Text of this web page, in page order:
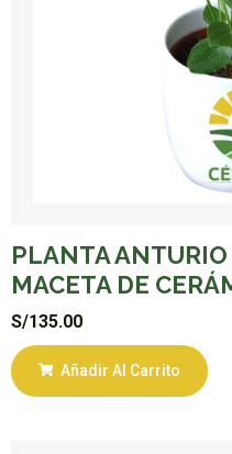
PLANTA
MACETA DE
S/135.00
Añadir Al Carrito